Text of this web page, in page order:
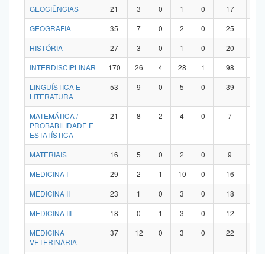
GEOCIÊNCIAS
21 3 0 1 0 17
GEOGRAFIA
35 7 0 2 0 25
HISTÓRIA
27 3 0 1 0 20
INTERDISCIPLINAR
170 26 4 28 1 98
LINGUÍSTICA E
LITERATURA
53 9 0 5 0 39
MATEMÁTICA /
PROBABILIDADE E
ESTATÍSTICA
21 8 2 4 0 7
MATERIAIS 16 5 0 2 0 9
MEDICINA I
29 2 1 10 0 16
MEDICINA II
23 1 0 3 0 18
MEDICINA III
18 0 1 3 0 12
MEDICINA
VETERINÁRIA
37 12 0 3 0 22